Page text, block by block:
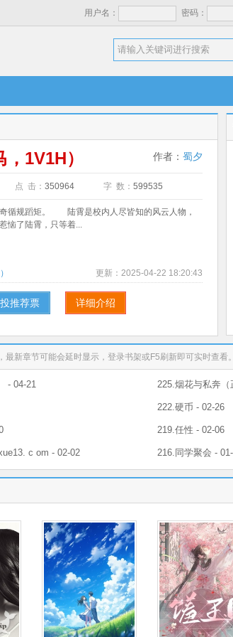
用户名： 密码：
1V1H） 作者： 蜀夕
点 击： 350964 字 数： 599535
循规蹈矩。 陆霄是校内人尽皆知的风云人物，
了陆霄，只等着...
更新： 2025-04-22 18:20:43
投推荐票 详细介绍
最新章节可能会延时显示，登录书架或F5刷新即可实时查看
- 04-21 225.烟花与私奔
222.硬币 - 02-26
219.任性 - 02-06
c om - 02-02 216.同学聚会 -